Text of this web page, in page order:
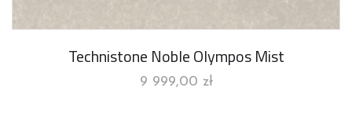
Technistone Noble Olympos Mist
9 999,00 zł